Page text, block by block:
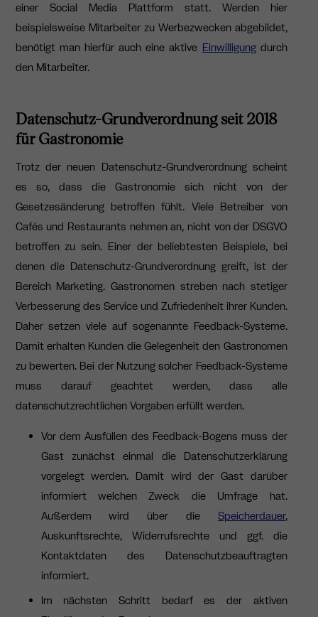
einer Social Media Plattform statt. Werden hier
beispielsweise Mitarbeiter zu Werbezwecken abgebildet,
benötigt man hierfür auch eine aktive Einwilligungdurch
den Mitarbeiter.
Datenschutz-Grundverordnung seit 2018
für Gastronomie
Trotz der neuen Datenschutz-Grundverordnung scheint
es so, dass die Gastronomie sich nicht von der
Gesetzesänderung betroffen fühlt. Viele Betreiber von
Cafés und Restaurants nehmen an, nicht von der DSGVO
betroffen zu sein. Einer der beliebtesten Beispiele, bei
denen die Datenschutz-Grundverordnung greift, ist der
Bereich Marketing. Gastronomen streben nach stetiger
Verbesserung des Service und Zufriedenheit ihrer Kunden.
Daher setzen viele auf sogenannte Feedback-Systeme.
Damit erhalten Kunden die Gelegenheit den Gastronomen
zu bewerten. Bei der Nutzung solcher Feedback-Systeme
muss darauf geachtet werden, dass alle
datenschutzrechtlichen Vorgaben erfüllt werden.
Vor dem Ausfüllen des Feedback-Bogens muss der
Gast zunächst einmal die Datenschutzerklärung
vorgelegt werden. Damit wird der Gast darüber
informiert welchen Zweck die Umfrage hat.
Außerdem wird über die Speicherdauer,
Auskunftsrechte, Widerrufsrechte und ggf. die
Kontaktdaten des Datenschutzbeauftragten
informiert.
Im nächsten Schritt bedarf es der aktiven